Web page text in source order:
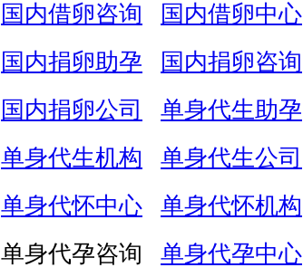
国内借卵咨询 国内借卵中心
国内捐卵助孕 国内捐卵咨询
国内捐卵公司 单身代生助孕
单身代生机构 单身代生公司
单身代怀中心 单身代怀机构
单身代孕咨询 单身代孕中心